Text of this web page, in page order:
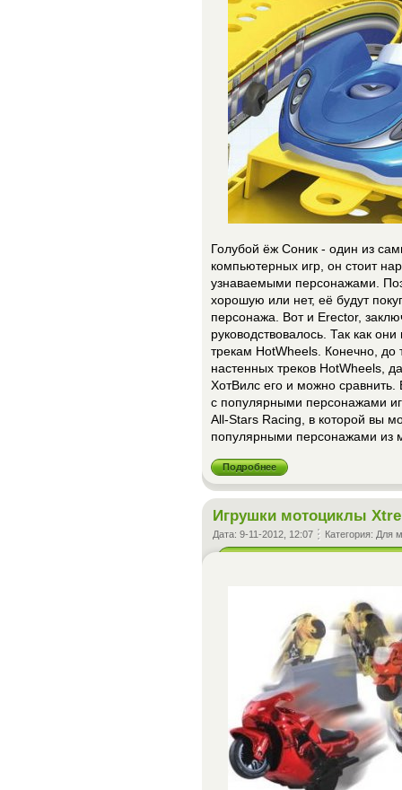
Голубой ёж Соник - один из
компьютерных игр, он стоит
узнаваемыми персонажами.
хорошую или нет, её будут
персонажа. Вот и Erector,
руководствовалось. Так как
трекам HotWheels. Конечно, до
настенных треков HotWheels,
ХотВилс его и можно
с популярными персонажами
All-Stars Racing, в которой вы
популярными персонажами из
Подробнее
Игрушки мотоциклы
Дата: 9-11-2012, 12:07 Категория: Для